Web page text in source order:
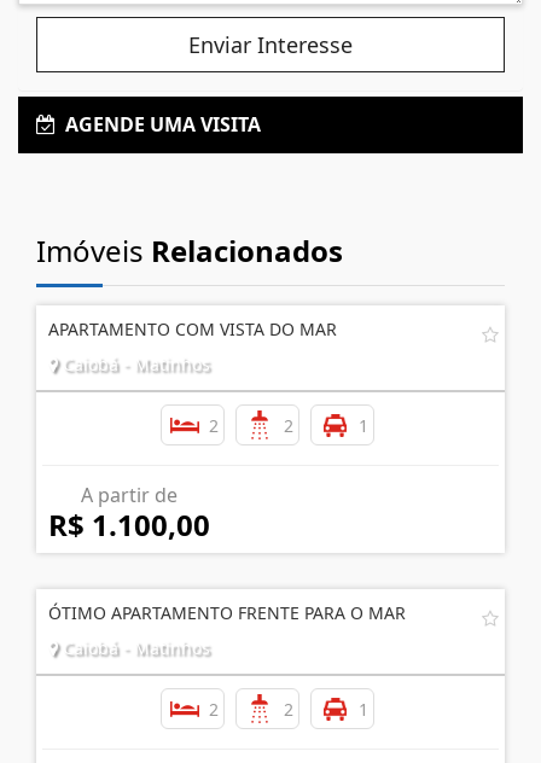
Enviar Interesse
AGENDE UMA VISITA
Imóveis Relacionados
APARTAMENTO COM VISTA DO MAR
Caiobá - Matinhos
2 2 1
A partir de
R$ 1.100,00
ÓTIMO APARTAMENTO FRENTE PARA O MAR
Caiobá - Matinhos
2 2 1